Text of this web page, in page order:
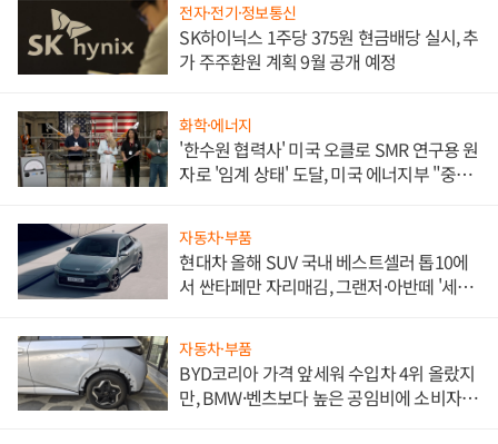
전자·전기·정보통신
SK하이닉스 1주당 375원 현금배당 실시, 추
가 주주환원 계획 9월 공개 예정
화학·에너지
'한수원 협력사' 미국 오클로 SMR 연구용 원
자로 '임계 상태' 도달, 미국 에너지부 "중요
자동차·부품
현대차 올해 SUV 국내 베스트셀러 톱10에
서 싼타페만 자리매김, 그랜저·아반떼 '세단
자동차·부품
BYD코리아 가격 앞세워 수입차 4위 올랐지
만, BMW·벤츠보다 높은 공임비에 소비자